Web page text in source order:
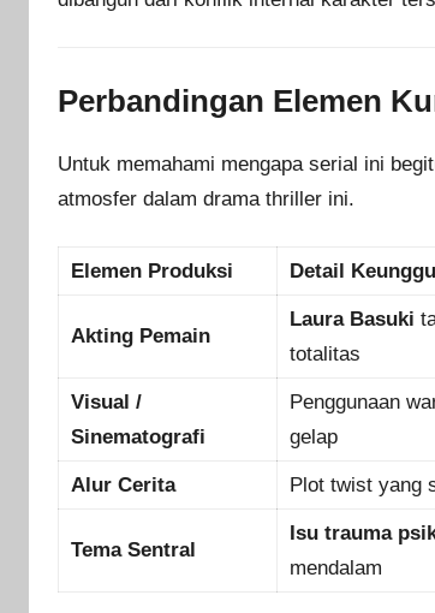
Perbandingan Elemen
Untuk memahami mengapa serial ini
atmosfer dalam drama thriller ini.
Elemen Produksi Detail
Akting Pemain
Laura Basuki
totalitas
Visual /
Sinematografi
Penggunaan
gelap
Alur Cerita Plot twist yang
Tema Sentral
Isu trauma
mendalam